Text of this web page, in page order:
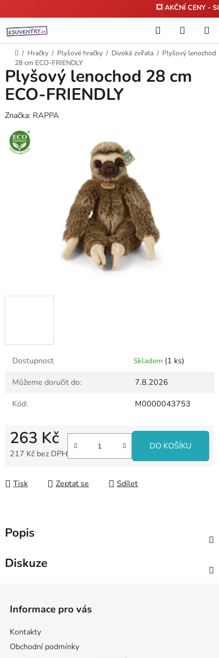
na
obsah
💥 AKČNÍ CENY -
Hledat
KOŠÍK
Domů
/ Hračky / Plyšové hračky / Divoká zvířata / Plyšový lenochod
28 cm ECO-FRIENDLY
Dostupnost Skladem (1 ks)
Můžeme doručit do:
7.8.2026
Kód:
M0000043753
263 Kč
217 Kč bez DPH
DO KOŠÍKU
Tisk Zeptat se Sdílet
Plyšový lenochod 28 cm
ECO-FRIENDLY
Značka: RAPPA
Popis
Diskuze
Informace pro vás
Kontakty
Obchodní podmínky